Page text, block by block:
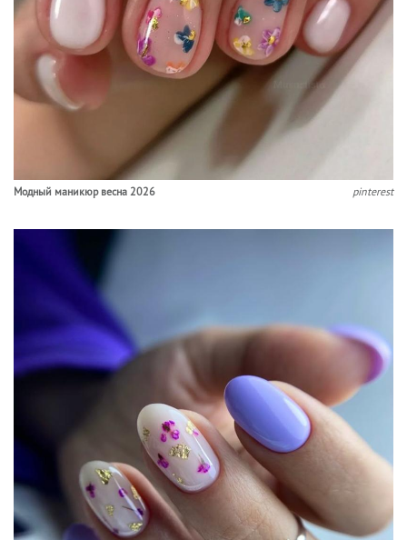
Модный маникюр весна 2026 pinterest